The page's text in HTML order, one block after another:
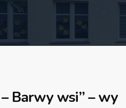
Barwy wsi” – wy